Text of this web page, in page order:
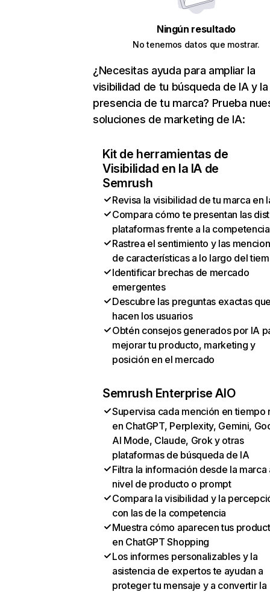
Ningún resultado
No tenemos datos que mostrar.
¿Necesitas ayuda para ampliar la
visibilidad de tu búsqueda de IA y la
presencia de tu marca? Prueba
soluciones de marketing de IA:
Kit de herramientas de
Visibilidad en la IA de
Semrush
Revisa la visibilidad de tu marca en
Compara cómo te presentan las
plataformas frente a la competencia
Rastrea el sentimiento y las
de características a lo largo del
Identificar brechas de mercado
emergentes
Descubre las preguntas exactas
hacen los usuarios
Obtén consejos generados por IA
mejorar tu producto, marketing y
posición en el mercado
Semrush Enterprise AIO
Supervisa cada mención en tiempo
en ChatGPT, Perplexity, Gemini,
AI Mode, Claude, Grok y otras
plataformas de búsqueda de IA
Filtra la información desde la marca
nivel de producto o prompt
Compara la visibilidad y la
con las de la competencia
Muestra cómo aparecen tus
en ChatGPT Shopping
Los informes personalizables y la
asistencia de expertos te ayudan a
proteger tu mensaje y a convertir la